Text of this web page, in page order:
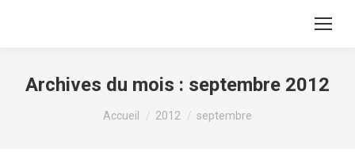
Archives du mois : septembre 2012
Vous êtes ici :
Accueil 2012 septembre